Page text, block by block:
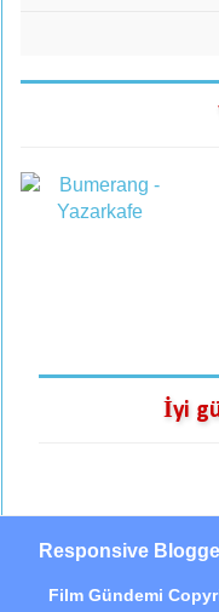
İyi
Responsive
Film Gündemi